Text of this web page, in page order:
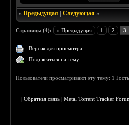
«Предыдущая |Следующая »
Страницы (4): « Предыдущая 1 2 3
Версия для просмотра
Подписаться на тему
Пользователи просматривают эту тему: 1
|Обратная связь |Metal Torrent Tracker